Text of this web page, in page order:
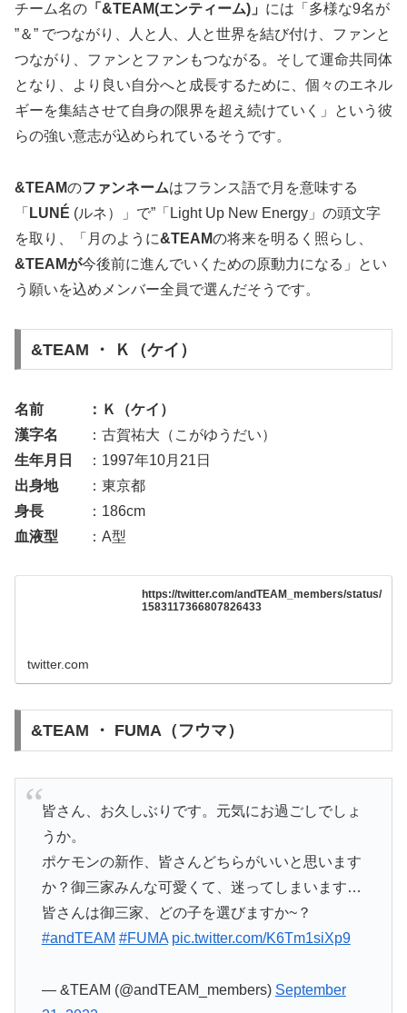
チーム名の 「&TEAM(エンティーム)」 には「多様な9名が
”＆” でつながり、人と人、人と世界を結び付け、ファンと
つながり、ファンとファンもつながる。そして運命共同体
となり、より良い自分へと成長するために、個々のエネル
ギーを集結させて自身の限界を超え続けていく」という彼
らの強い意志が込められているそうです。
&TEAMのファンネームはフランス語で月を意味する
「 LUNÉ (ルネ）」で”「Light Up New Energy」の頭文字
を取り、「月のように&TEAMの将来を明るく照らし、
&TEAMが今後前に進んでいくための原動力になる」とい
う願いを込めメンバー全員で選んだそうです。
&TEAM ・ Ｋ（ケイ）
名前 ：Ｋ（ケイ）
漢字名
：古賀祐大（こがゆうだい）
生年月日
：1997年10月21日
出身地：東京都
身長 ：186cm
血液型 ：A型
https://twitter.com/andTEAM_members/status/
1583117366807826433
twitter.com
&TEAM ・ FUMA（フウマ）
皆さん、お久しぶりです。元気にお過ごしでしょ
うか。
ポケモンの新作、皆さんどちらがいいと思います
か？御三家みんな可愛くて、迷ってしまいます…
皆さんは御三家、どの子を選びますか~？
#andTEAM #FUMA pic.twitter.com/K6Tm1siXp9
— &TEAM (@andTEAM_members) September